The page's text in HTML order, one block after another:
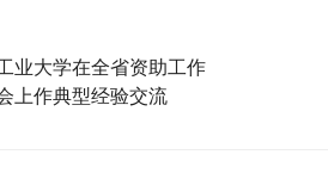
业大学在全省资助工作
上作典型经验交流